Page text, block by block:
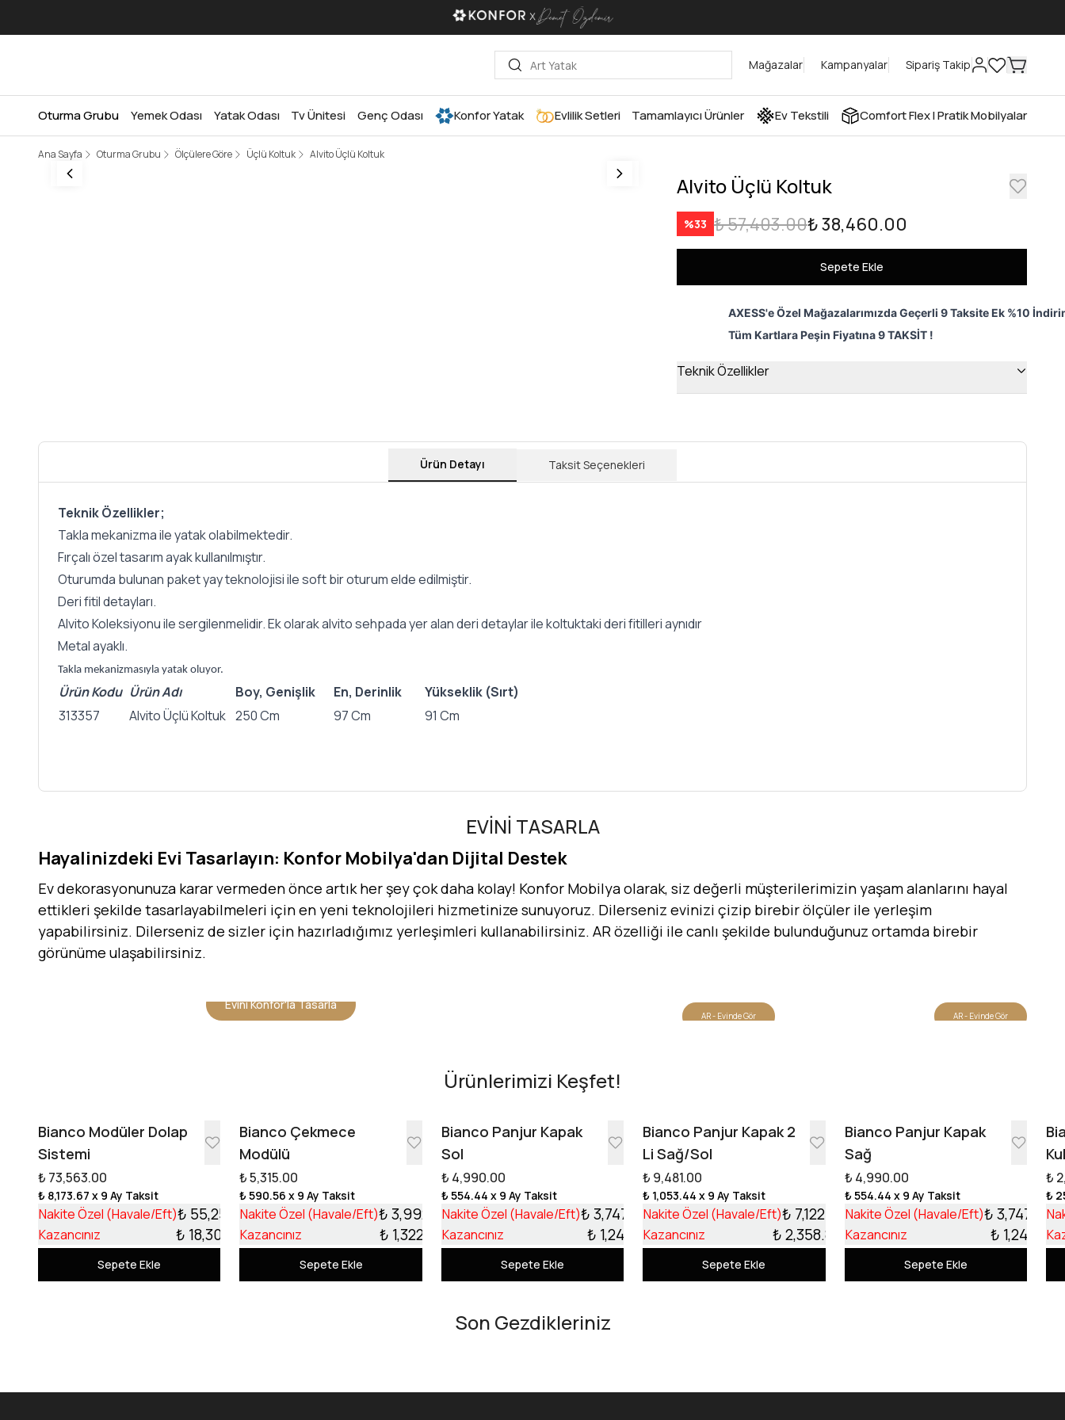
Mağazalar Kampanyalar Sipariş Takip
Oturma Grubu Yemek Odası Yatak Odası Tv Ünitesi Genç Odası Konfor Yatak Evlilik Setleri Tamamlayıcı Ürünler Ev Tekstili Comfort Flex I Pratik Mobilyalar
Ana Sayfa Oturma Grubu Ölçülere Göre Üçlü Koltuk Alvito Üçlü Koltuk
Alvito Üçlü Koltuk
%33 ₺ 57,403.00₺ 38,460.00
Sepete Ekle
AXESS'e Özel Mağazalarımızda Geçerli 9 Taksite Ek %10
Tüm Kartlara Peşin Fiyatına 9 TAKSİT !
Teknik Özellikler
Ürün Detayı Taksit Seçenekleri
Teknik Özellikler;
Takla mekanizma ile yatak olabilmektedir.
Fırçalı özel tasarım ayak kullanılmıştır.
Oturumda bulunan paket yay teknolojisi ile soft bir oturum elde edilmiştir.
Deri fitil detayları.
Alvito Koleksiyonu ile sergilenmelidir. Ek olarak alvito sehpada yer alan deri detaylar ile koltuktaki deri fitilleri aynıdır
Metal ayaklı.
Takla mekanizmasıyla yatak oluyor.
Ürün Kodu Ürün Adı Boy, Genişlik En, Derinlik
Yükseklik (Sırt)
313357
Alvito Üçlü Koltuk 250 Cm 97 Cm 91 Cm
EVİNİ TASARLA
Hayalinizdeki Evi Tasarlayın: Konfor Mobilya'dan Dijital Destek
Ev dekorasyonunuza karar vermeden önce artık her şey çok daha kolay! Konfor Mobilya olarak, siz değerli müşterilerimizin yaşam alanlarını hayal
ettikleri şekilde tasarlayabilmeleri için en yeni teknolojileri hizmetinize sunuyoruz. Dilerseniz evinizi çizip birebir ölçüler ile yerleşim
yapabilirsiniz. Dilerseniz de sizler için hazırladığımız yerleşimleri kullanabilirsiniz. AR özelliği ile canlı şekilde bulunduğunuz ortamda birebir
görünüme ulaşabilirsiniz.
Evini Konfor'la Tasarla
AR - Evinde Gör AR - Evinde Gör
Ürünlerimizi Keşfet!
Bianco Modüler Dolap
Sistemi
₺ 73,563.00
₺ 8,173.67 x 9 Ay Taksit
Nakite Özel (Havale/Eft)₺ 55,253.17
Kazancınız ₺ 18,309.83
Sepete Ekle
Bianco Çekmece
Modülü
₺ 5,315.00
₺ 590.56 x 9 Ay Taksit
Nakite Özel (Havale/Eft)₺ 3,992.10
Kazancınız ₺ 1,322.90
Sepete Ekle
Bianco Panjur Kapak
Sol
₺ 4,990.00
₺ 554.44 x 9 Ay Taksit
Nakite Özel (Havale/Eft)₺ 3,747.99
Kazancınız ₺ 1,242.01
Sepete Ekle
Bianco Panjur Kapak 2
Li Sağ/Sol
₺ 9,481.00
₺ 1,053.44 x 9 Ay Taksit
Nakite Özel (Havale/Eft)₺ 7,122.13
Kazancınız ₺ 2,358.87
Sepete Ekle
Bianco Panjur Kapak
Sağ
₺ 4,990.00
₺ 554.44 x 9 Ay Taksit
Nakite Özel (Havale/Eft)₺ 3,747.99
Kazancınız ₺ 1,242.01
Sepete Ekle
₺
₺
Son Gezdikleriniz